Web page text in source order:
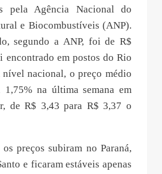
pela Agência Nacional do
e Biocombustíveis (ANP).
segundo a ANP, foi de R$
encontrado em postos do Rio
nível nacional, o preço médio
na última semana em
de R$ 3,43 para R$ 3,37 o
preços subiram no Paraná,
e ficaram estáveis apenas